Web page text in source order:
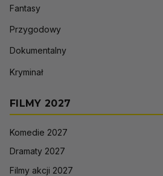
Fantasy
Przygodowy
Dokumentalny
Kryminał
FILMY 2027
Komedie 2027
Dramaty 2027
Filmy akcji 2027